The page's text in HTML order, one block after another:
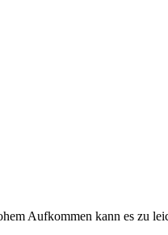
Aufkommen kann es zu